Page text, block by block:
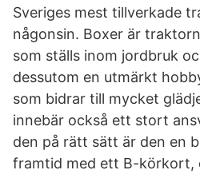
Sveriges mest tillverkade
någonsin. Boxer är
som ställs inom jordbruk
dessutom en utmärkt
som bidrar till mycket
innebär också ett stort
den på rätt sätt är den en
framtid med ett B-körkort,